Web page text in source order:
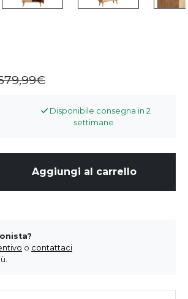
Disponibile consegna in 2
settimane
Aggiungi al carrello
o contattaci